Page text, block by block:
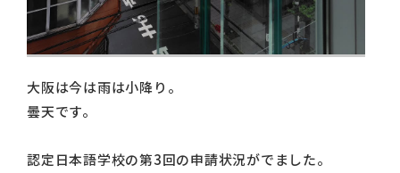
大阪は今は雨は小降り。
曇天です。
認定日本語学校の第3回の申請状況がでました。